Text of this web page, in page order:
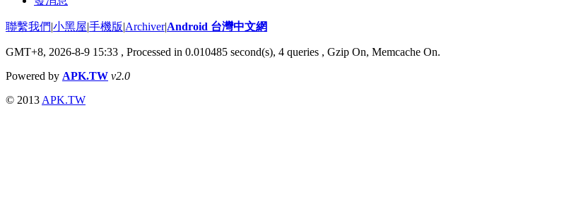
聯繫我們|小黑屋|手機版|Archiver|Android 台灣中文網
GMT+8, 2026-8-9 15:33 , Processed in 0.010485 second(s), 4 queries , Gzip On, Memcache On.
Powered by APK.TW v2.0
© 2013 APK.TW